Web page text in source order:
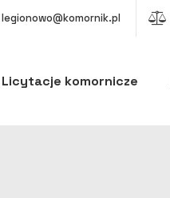
legionowo@komornik.pl
Licytacje komornicze